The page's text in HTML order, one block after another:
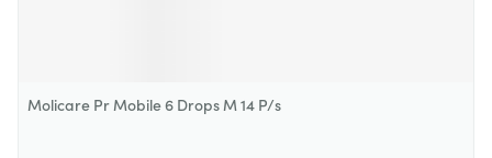
Molicare Pr Mobile 6 Drops M 14 P/s